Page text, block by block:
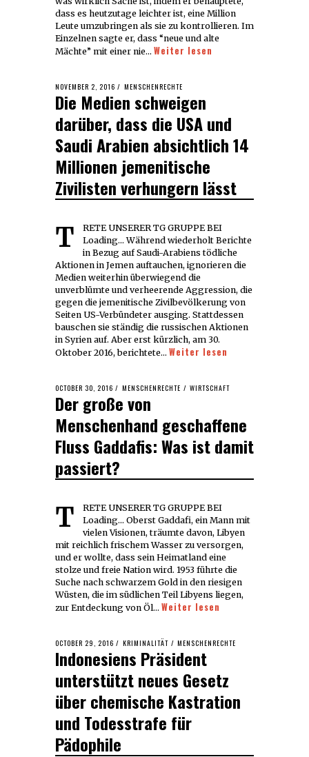
dass es heutzutage leichter ist, eine Million
Leute umzubringen als sie zu kontrollieren. Im
Einzelnen sagte er, dass “neue und alte
Mächte” mit einer nie… Weiter lesen
POSTED
ON
NOVEMBER 2, 2016 NOVEMBER
2016
MENSCHENRECHTE
Die Medien schweigen
darüber, dass die USA und
Saudi Arabien absichtlich 14
Millionen jemenitische
Zivilisten verhungern lässt
TRETE UNSERER TG GRUPPE BEI
Loading... Während wiederholt Berichte
in Bezug auf Saudi-Arabiens tödliche
Aktionen in Jemen auftauchen, ignorieren die
Medien weiterhin überwiegend die
unverblümte und verheerende Aggression, die
gegen die jemenitische Zivilbevölkerung von
Seiten US-Verbündeter ausging. Stattdessen
bauschen sie ständig die russischen Aktionen
in Syrien auf. Aber erst kürzlich, am 30.
Oktober 2016, berichtete… Weiter lesen
POSTED
ON
OCTOBER 30, 2016 OCTOBER
30,
2016
MENSCHENRECHTE / WIRTSCHAFT
Der große von
Menschenhand geschaffene
Fluss Gaddafis: Was ist damit
passiert?
TRETE UNSERER TG GRUPPE BEI
Loading... Oberst Gaddafi, ein Mann mit
vielen Visionen, träumte davon, Libyen
mit reichlich frischem Wasser zu versorgen,
und er wollte, dass sein Heimatland eine
stolze und freie Nation wird. 1953 führte die
Suche nach schwarzem Gold in den riesigen
Wüsten, die im südlichen Teil Libyens liegen,
zur Entdeckung von Öl… Weiter lesen
POSTED
ON
OCTOBER 29, 2016 KRIMINALITÄT / MENSCHENRECHTE
Indonesiens Präsident
unterstützt neues Gesetz
über chemische Kastration
und Todesstrafe für
Pädophile